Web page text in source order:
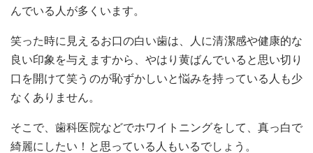
んでいる人が多くいます。
笑った時に見えるお口の白い歯は、人に清潔感や健康的な
良い印象を与えますから、やはり黄ばんでいると思い切り
口を開けて笑うのが恥ずかしいと悩みを持っている人も少
なくありません。
そこで、歯科医院などでホワイトニングをして、真っ白で
綺麗にしたい！と思っている人もいるでしょう。